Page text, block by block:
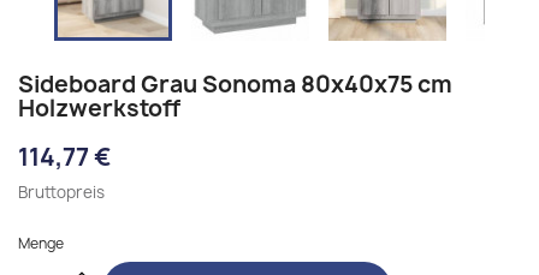
Sideboard Grau Sonoma 80x40x75 cm
Holzwerkstoff
114,77 €
Bruttopreis
Menge